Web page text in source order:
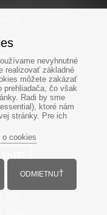
:
nevyhnutné
realizovať základné
môžete zakázať
prehliadača, čo však
Radi by sme
ktoré nám
stránky. Pre ich
o cookies
ODMIETNUŤ